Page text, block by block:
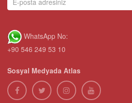
WhatsApp No:
+90 546 249 53 10
Sosyal Medyada Atlas